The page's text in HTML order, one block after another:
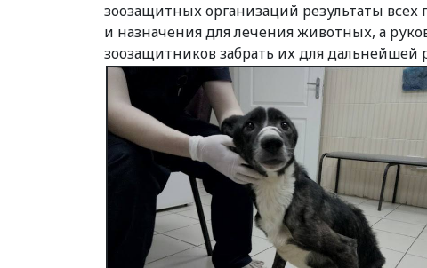
зоозащитных организаций результаты
и назначения для лечения животных, а
зоозащитников забрать их для дальнейшей